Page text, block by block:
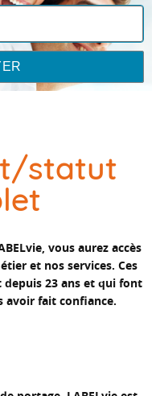
statut
vous aurez accès
et nos services. Ces
depuis 23 ans et qui font
avoir fait confiance.